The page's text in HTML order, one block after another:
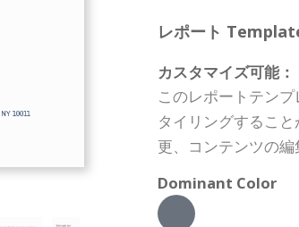
レポート
カスタマイズ可能：
このレポートテン
タイリングするこ
更、コンテンツの編
Dominant Color